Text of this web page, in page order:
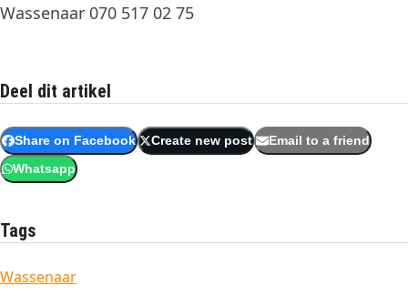
Wassenaar 070 517 02 75
Deel dit artikel
Share on Facebook Create new post Email to a friend
Whatsapp
Tags
Wassenaar